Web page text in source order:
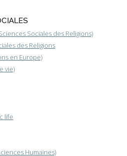
Sociales des Religions)
des Religions
en Europe)
vie)
life
Humaines)